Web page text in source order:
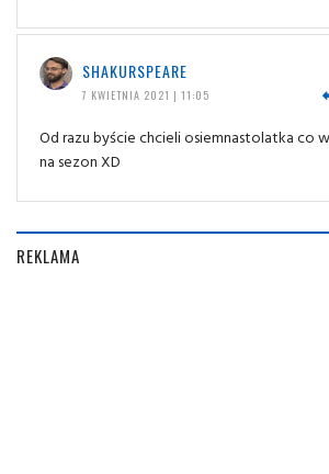
SHAKURSPEARE
7 KWIETNIA 2021 | 11:05
Od razu byście chcieli osiemnastolatka co
na sezon XD
REKLAMA